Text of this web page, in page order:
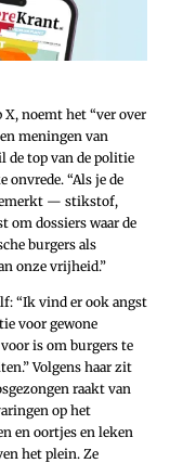
X, noemt het “ver over
meningen van
de top van de politie
“Als je de
— stikstof,
om dossiers waar de
burgers als
onze vrijheid.”
“Ik vind er ook angst
voor gewone
is om burgers te
Volgens haar zit
raakt van
op het
en oortjes en leken
het plein. Ze